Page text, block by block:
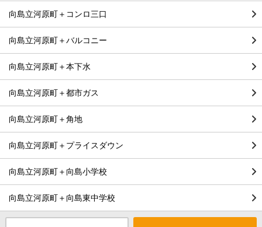
向島立河原町＋コンロ三口
向島立河原町＋バルコニー
向島立河原町＋本下水
向島立河原町＋都市ガス
向島立河原町＋角地
向島立河原町＋プライスダウン
向島立河原町＋向島小学校
向島立河原町＋向島東中学校